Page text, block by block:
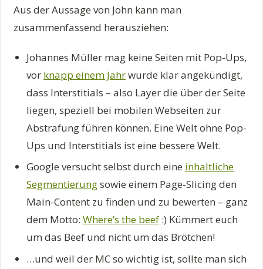
Aus der Aussage von John kann man
zusammenfassend herausziehen:
Johannes Müller mag keine Seiten mit Pop-Ups,
vor knapp einem Jahrwurde klar angekündigt,
dass Interstitials – also Layer die über der Seite
liegen, speziell bei mobilen Webseiten zur
Abstrafung führen können. Eine Welt ohne Pop-
Ups und Interstitials ist eine bessere Welt.
Google versucht selbst durch eine inhaltliche
Segmentierungsowie einem Page-Slicing den
Main-Content zu finden und zu bewerten – ganz
dem Motto:Where’s the beef :) Kümmert euch
um das Beef und nicht um das Brötchen!
…und weil der MC so wichtig ist, sollte man sich